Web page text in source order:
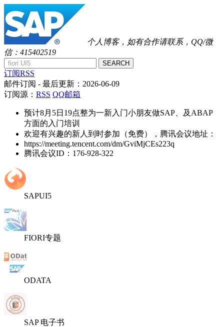
个人博客，如有合作请联系，QQ/微
信：415402519
SEARCH
订阅RSS
邮件订阅 - 最后更新： 2026-06-09
订阅源： RSS QQ邮箱
预计8月5日19点整为一新入门小朋友做SAP、及ABAP
方面的入门培训
欢迎有兴趣的新人到时参加（免费），腾讯会议地址：
https://meeting.tencent.com/dm/GviMjCEs223q
腾讯会议ID：176-928-322
SAPUI5
FIORI专题
ODATA
SAP 电子书